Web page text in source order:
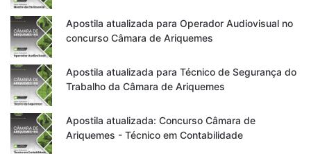
Apostila atualizada para Operador Audiovisual no
concurso Câmara de Ariquemes
Apostila atualizada para Técnico de Segurança do
Trabalho da Câmara de Ariquemes
Apostila atualizada: Concurso Câmara de
Ariquemes - Técnico em Contabilidade